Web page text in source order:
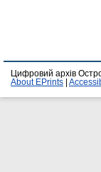
Цифровий архів
About EPrints